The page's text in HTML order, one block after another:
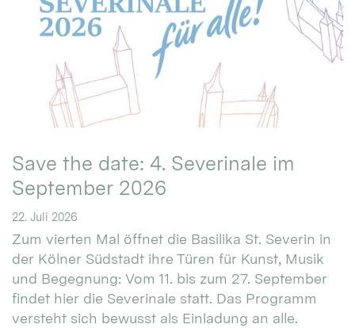
Save the date: 4. Severinale im
September 2026
22. Juli 2026
Zum vierten Mal öffnet die Basilika St. Severin in
der Kölner Südstadt ihre Türen für Kunst, Musik
und Begegnung: Vom 11. bis zum 27. September
findet hier die Severinale statt. Das Programm
versteht sich bewusst als Einladung an alle.